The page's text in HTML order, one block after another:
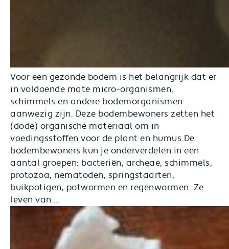
Voor een gezonde bodem is het belangrijk dat er
in voldoende mate micro-organismen,
schimmels en andere bodemorganismen
aanwezig zijn. Deze bodembewoners zetten het
(dode) organische materiaal om in
voedingsstoffen voor de plant en humus.De
bodembewoners kun je onderverdelen in een
aantal groepen: bacteriën, archeae, schimmels,
protozoa, nematoden, springstaarten,
buikpotigen, potwormen en regenwormen. Ze
leven van…
bodemleven